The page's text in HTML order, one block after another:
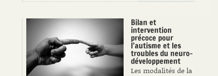
Bilan et
intervention
précoce pour
l’autisme et les
troubles du neuro-
développement
Les modalités de la